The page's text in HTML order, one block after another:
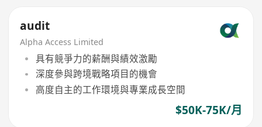
audit
Alpha Access Limited
具有競爭力的薪酬與績效激勵
深度參與跨境戰略項目的機會
高度自主的工作環境與專業成長空間
$50K-75K/月